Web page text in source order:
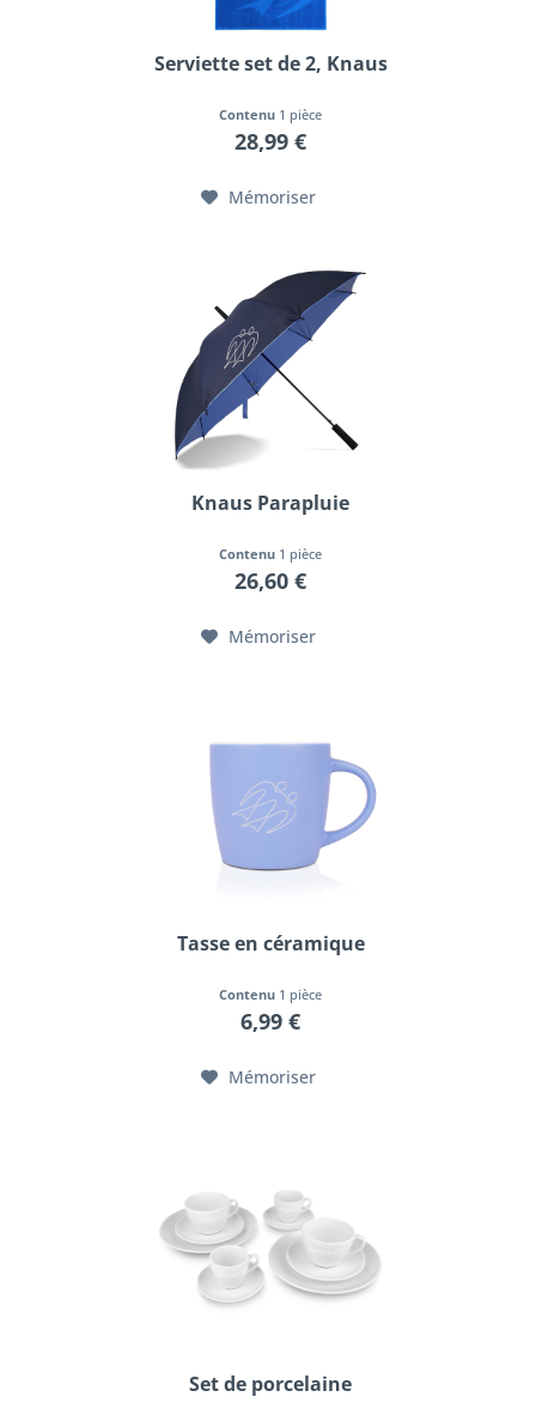
Serviette set de 2, Knaus
Contenu 1 pièce
28,99 €
Mémoriser
Knaus Parapluie
Contenu 1 pièce
26,60 €
Mémoriser
Tasse en céramique
Contenu 1 pièce
6,99 €
Mémoriser
Set de porcelaine